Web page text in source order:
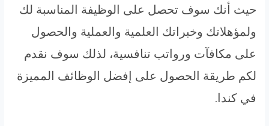
حيث أنك سوف تحصل على الوظيفة المناسبة لك
ولمؤهلاتك وخبراتك العلمية والعملية والحصول
على مكافآت ورواتب تنافسية، لذلك سوف نقدم
لكم طريقة الحصول على إفضل الوظائف المميزة
في كندا.